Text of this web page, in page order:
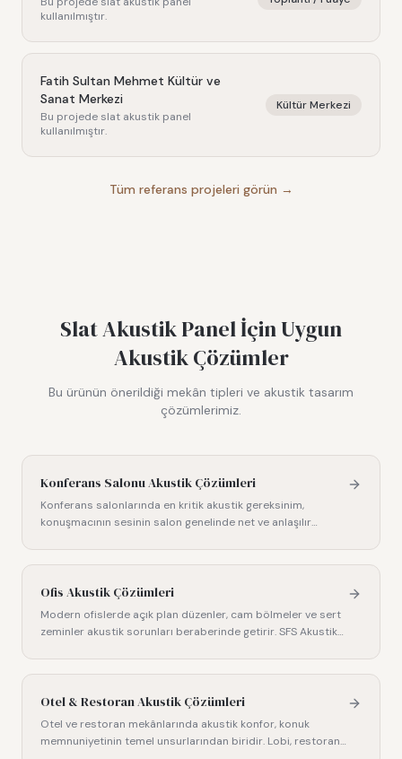
kullanılmıştır.
Fatih Sultan Mehmet Kültür ve
Sanat Merkezi
Bu projede slat akustik panel
kullanılmıştır.
Kültür Merkezi
Tüm referans projeleri görün →
Slat Akustik Panelİçin Uygun
Akustik Çözümler
Bu ürünün önerildiği mekân tipleri ve akustik tasarım
çözümlerimiz.
Konferans Salonu Akustik Çözümleri
Konferans salonlarında en kritik akustik gereksinim,
konuşmacının sesinin salon genelinde net ve anlaşılır
Ofis Akustik Çözümleri
Modern ofislerde açık plan düzenler, cam bölmeler ve sert
zeminler akustik sorunları beraberinde getirir. SFS Akustik
Otel & Restoran Akustik Çözümleri
Otel ve restoran mekânlarında akustik konfor, konuk
memnuniyetinin temel unsurlarından biridir. Lobi, restoran,